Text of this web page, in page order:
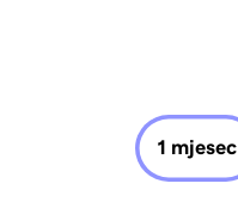
1 mjesec